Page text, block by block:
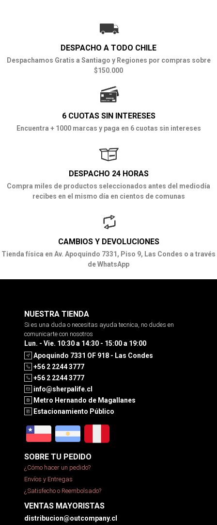
DESPACHO A TODO CHILE
Despachamos Gratis a Santiago y Regiones por compras sobre
$150.000
6 CUOTAS SIN INTERESES
Encuentra + 1000 marcas y paga en 6 cuotas sin intereses
DESPACHO 24 HORAS
Compra miles de productos seleccionados antes del mediodía
recibes en el mismo día en cientos de comunas
CAMBIOS Y DEVOLUCIONES
Tienda física en Av. Apoquindo 7331, Piso 9, Las Condes o a través
de WhatsApp
NUESTRA TIENDA
Si es una duda o necesitas ayuda tecnica, no dudes en
comunicarte con nosotros
Lun. - Vie. 10:30 a 14:30 - 15:00 a 19:00
Apoquindo 7331 OF 918 - Las Condes
+56 2 2244 3777
+56 2 2244 3777
info@sherpalife.cl
Metro Hernando de Magallanes
Estacionamiento Público
SOBRE TU PEDIDO
¿Cómo hacer un pedido?
Envíos y Entregas
¿Satisfecho o Reembolsado?
VENTAS MAYORISTAS
distribucion@outcompany.cl